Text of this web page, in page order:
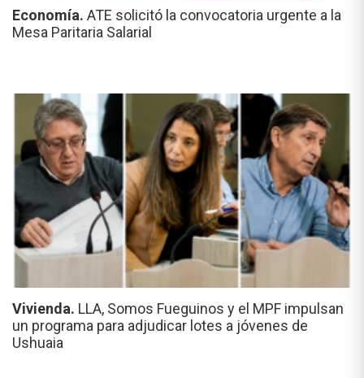
Economía. ATE solicitó la convocatoria urgente a la
Mesa Paritaria Salarial
Vivienda. LLA, Somos Fueguinos y el MPF impulsan
un programa para adjudicar lotes a jóvenes de
Ushuaia